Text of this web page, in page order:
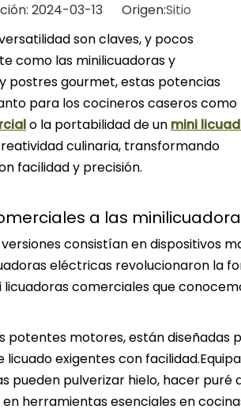
2024-03-13 Origen:Sitio
son claves, y pocos
como las minilicuadoras y
postres gourmet, estas potencias
para los cocineros caseros como
o la portabilidad de un mini
culinaria, transformando
facilidad y precisión.
a las
consistían en dispositivos
eléctricas revolucionaron la
comerciales que
potentes motores, están diseñadas
exigentes con
pueden pulverizar hielo, hacer puré
herramientas esenciales en